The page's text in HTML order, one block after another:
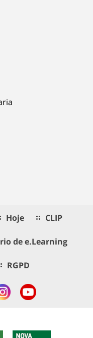
Hoje CLIP
de e.Learning
RGPD